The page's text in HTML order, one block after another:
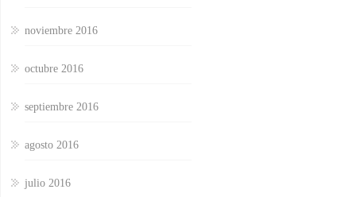
noviembre 2016
octubre 2016
septiembre 2016
agosto 2016
julio 2016